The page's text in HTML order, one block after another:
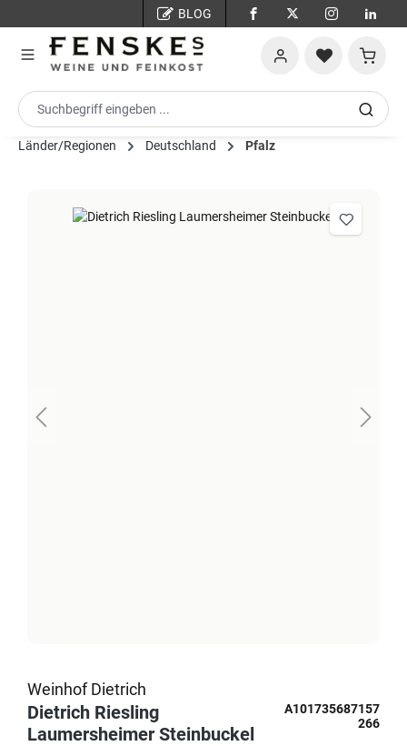
BLOG
Länder/Regionen Deutschland Pfalz
Weinhof Dietrich
Dietrich Riesling
Laumersheimer Steinbuckel
A101735687157
266